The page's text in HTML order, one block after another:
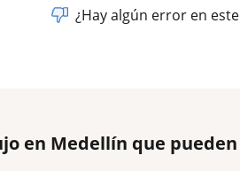
¿Hay algún error en
en Medellín que